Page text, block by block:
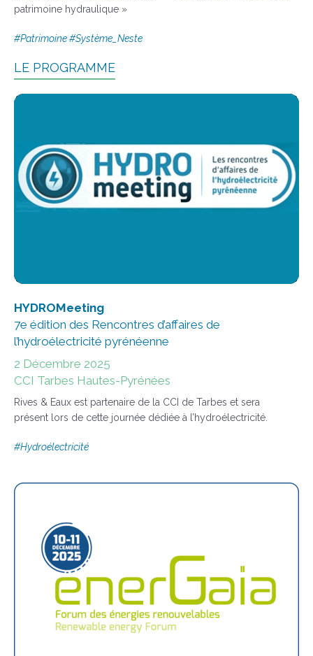
patrimoine hydraulique »
#Patrimoine #Système_Neste
LE PROGRAMME
HYDROMeeting
7e édition des Rencontres d’affaires de
l’hydroélectricité pyrénéenne
2 Décembre 2025
CCI Tarbes Hautes-Pyrénées
Rives & Eaux est partenaire de la CCI de Tarbes et sera
présent lors de cette journée dédiée à l’hydroélectricité.
#Hydroélectricité